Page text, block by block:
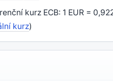
kurz ECB: 1 EUR =
kurz)